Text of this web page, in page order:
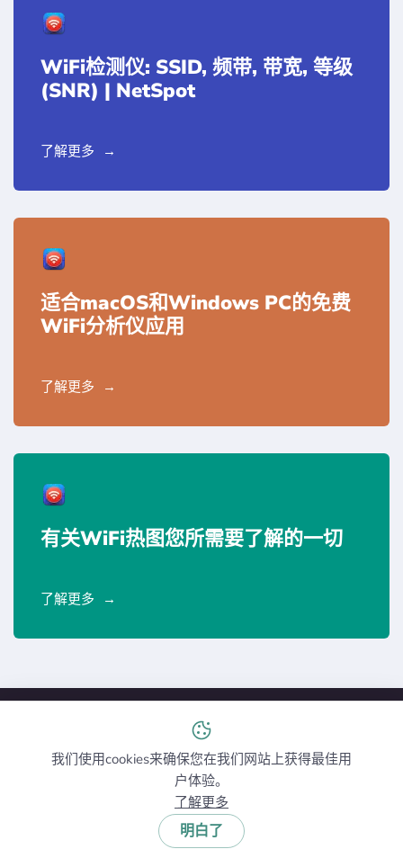
WiFi检测仪: SSID, 频带, 带宽, 等级
(SNR) | NetSpot
了解更多
适合macOS和Windows PC的免费
WiFi分析仪应用
了解更多
有关WiFi热图您所需要了解的一切
了解更多
我们使用cookies来确保您在我们网站上获得最佳用
户体验。
了解更多
明白了